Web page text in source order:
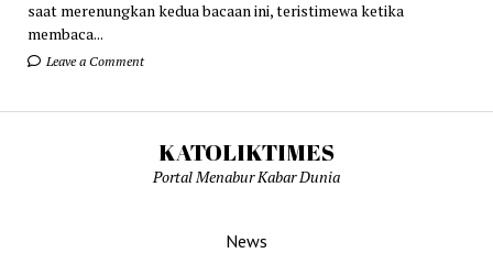
saat merenungkan kedua bacaan ini, teristimewa ketika
membaca...
Leave a Comment
KATOLIKTIMES
Portal Menabur Kabar Dunia
News